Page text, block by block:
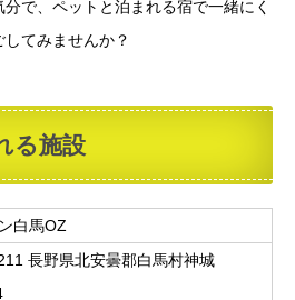
で、ペットと泊まれる宿で一緒にく
てみませんか？
る施設
白馬OZ
長野県北安曇郡白馬村神城